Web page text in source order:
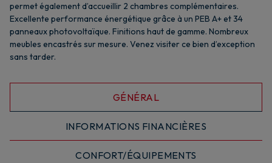
permet également d’accueillir 2 chambres complémentaires.
Excellente performance énergétique grâce à un PEB A+ et 34
panneaux photovoltaïque. Finitions haut de gamme. Nombreux
meubles encastrés sur mesure. Venez visiter ce bien d’exception
sans tarder.
GÉNÉRAL
INFORMATIONS FINANCIÈRES
CONFORT/ÉQUIPEMENTS